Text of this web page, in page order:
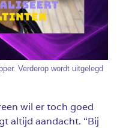
Verderop wordt uitgelegd
wil er toch goed
altijd aandacht. “Bij